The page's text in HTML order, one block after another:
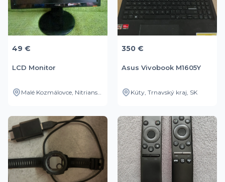
49 €
LCD Monitor
350 €
Asus Vivobook M1605Y
Kúty, Trnavský kraj, SK